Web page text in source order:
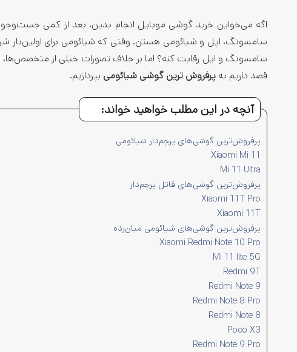
اگه می‌خواین خرید گوشی موبایل انجام بدین، بعد از کمی
سامسونگ، اپل و شیائومی هستن. وقتی که شیائومی برای اولین‌بار
سامسونگ و اپل رقابت کنه؟ اما بر خلاف تصورات خیلی‌ از متخصص‌ها،
قصد داریم به پرفروش ترین گوشی شیائومی بپردازیم.
آنچه در این مطلب خواهید خواند:
پرفروش‌ترین گوشی‌های پرچم‌دار شیائومی
Xiaomi Mi 11
Mi 11 Ultra
پرفروش‌ترین گوشی‌های قاتل پرچم‌دار
Xiaomi 11T Pro
Xiaomi 11T
پرفروش‌ترین گوشی‌های شیائومی میان‌رده
Xiaomi Redmi Note 10 Pro
Mi 11 lite 5G
Redmi 9T
Redmi Note 9
Redmi Note 8 Pro
Redmi Note 8
Poco X3
Redmi Note 9 Pro